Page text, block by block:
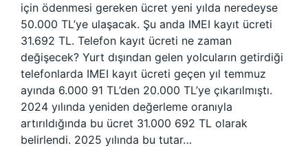
için ödenmesi gereken ücret yeni yılda neredeyse
50.000 TL’ye ulaşacak. Şu anda IMEI kayıt ücreti
31.692 TL. Telefon kayıt ücreti ne zaman
değişecek? Yurt dışından gelen yolcuların getirdiği
telefonlarda IMEI kayıt ücreti geçen yıl temmuz
ayında 6.000 91 TL’den 20.000 TL’ye çıkarılmıştı.
2024 yılında yeniden değerleme oranıyla
artırıldığında bu ücret 31.000 692 TL olarak
belirlendi. 2025 yılında bu tutar…